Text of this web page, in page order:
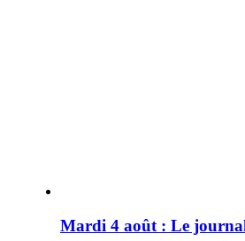
Mardi 4 août : Le